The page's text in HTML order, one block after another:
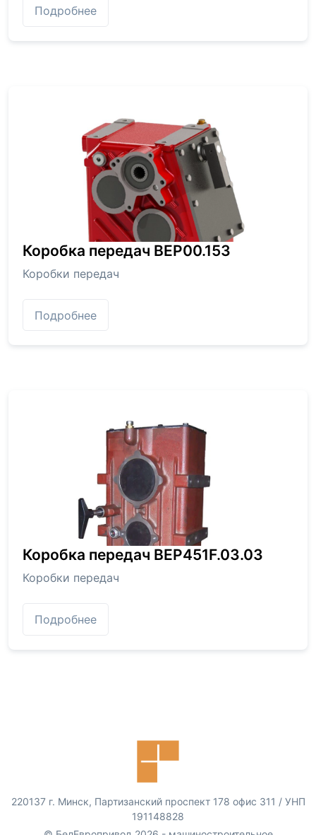
Подробнее
Коробка передач BEP00.153
Коробки передач
Подробнее
Коробка передач BEP451F.03.03
Коробки передач
Подробнее
220137 г. Минск, Партизанский проспект 178 офис 311 / УНП
191148828